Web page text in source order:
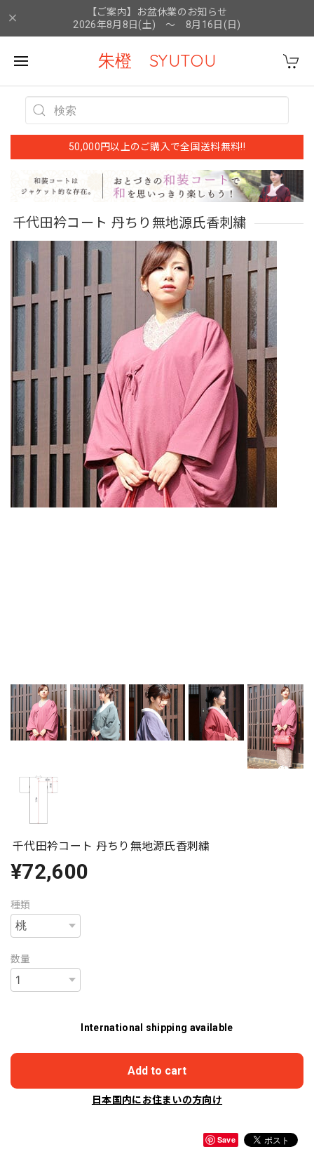
【ご案内】お盆休業のお知らせ
2026年8月8日(土) ～ 8月16日(日)
朱橙 SYUTOU
50,000円以上のご購入で全国送料無料!!
千代田衿コート 丹ちり無地源氏香刺繍
千代田衿コート 丹ちり無地源氏香刺繍
¥72,600
種類
数量
International shipping available
Add to cart
日本国内にお住まいの方向け
Save